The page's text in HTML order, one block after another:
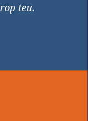
teu.